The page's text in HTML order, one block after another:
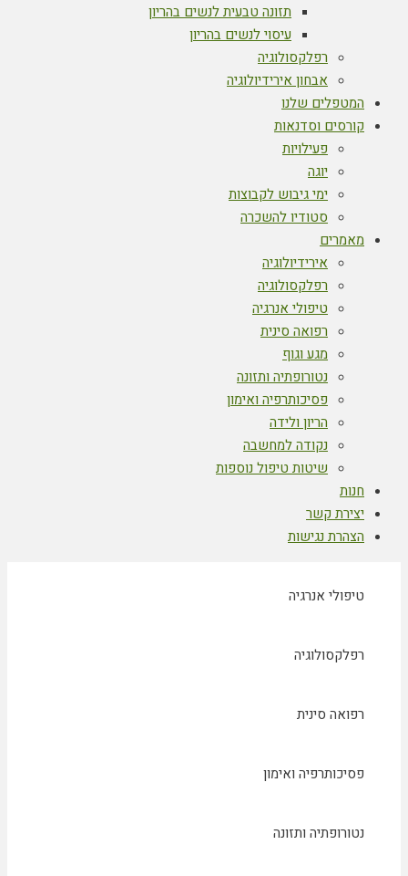
תזונה טבעית לנשים בהריון
עיסוי לנשים בהריון
רפלקסולוגיה
אבחון אירידיולוגיה
המטפלים שלנו
קורסים וסדנאות
פעילויות
יוגה
ימי גיבוש לקבוצות
סטודיו להשכרה
מאמרים
אירידיולוגיה
רפלקסולוגיה
טיפולי אנרגיה
רפואה סינית
מגע וגוף
נטורופתיה ותזונה
פסיכותרפיה ואימון
הריון ולידה
נקודה למחשבה
שיטות טיפול נוספות
חנות
יצירת קשר
הצהרת נגישות
טיפולי אנרגיה
רפלקסולוגיה
רפואה סינית
פסיכותרפיה ואימון
נטורופתיה ותזונה